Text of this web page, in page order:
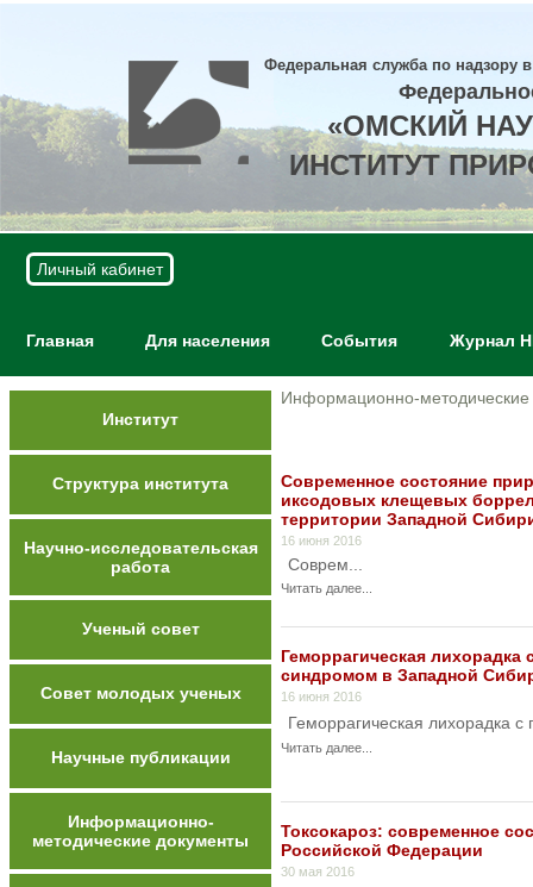
Федеральная служба по надзору
«ОМСКИЙ
ИНСТИТУТ
Личный кабинет
Главная Для населения События Журнал
Институт
Структура института
Научно-исследовательская
работа
Ученый совет
Совет молодых ученых
Научные публикации
Информационно-
методические документы
Информационно-методические
Современное состояние
иксодовых клещевых
территории Западной
16 июня 2016
Соврем...
Читать далее...
Геморрагическая лихорадка
синдромом в Западной
16 июня 2016
Геморрагическая лихорадка
Читать далее...
Токсокароз: современное
Российской Федерации
30 мая 2016